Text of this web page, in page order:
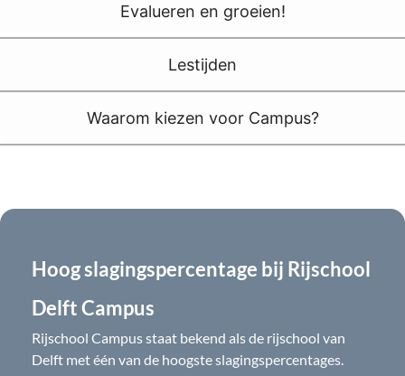
Evalueren en groeien!
Lestijden
Waarom kiezen voor Campus?
Hoog slagingspercentage bij Rijschool
Delft Campus
Rijschool Campus staat bekend als de rijschool van
Delft met één van de hoogste slagingspercentages.